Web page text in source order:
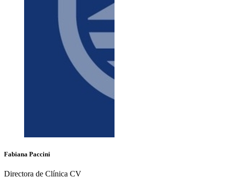
Fabiana Paccini
Directora de Clínica CV